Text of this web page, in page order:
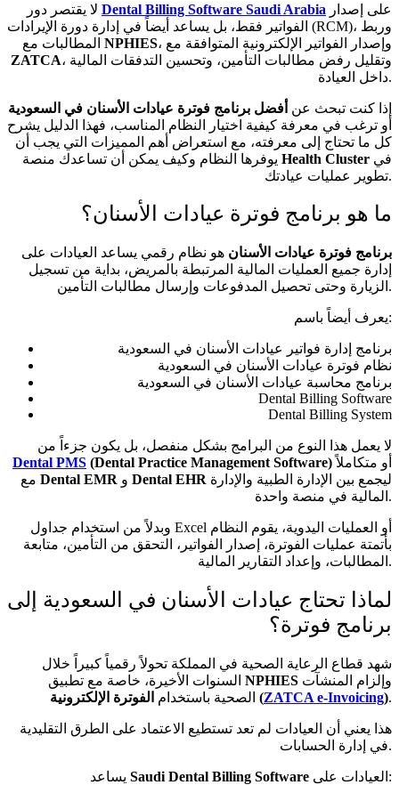
Dental Billing Software Saudi Arabia
الفواتير فقط، بل يساعد أيضاً في إدارة دورة الإيرادات (RCM)، وربط
NPHIES ، وإصدار الفواتير الإلكترونية المتوافقة مع
ZATCA، وتقليل رفض مطالبات التأمين، وتحسين التدفقات المالية
داخل العيادة.
إذا كنت تبحث عن أفضل برنامج فوترة عيادات الأسنان في السعودية
أو ترغب في معرفة كيفية اختيار النظام المناسب، فهذا الدليل يشرح
كل ما تحتاج إلى معرفته، مع استعراض أهم المميزات التي يجب أن
Health Cluster
تطوير عمليات عيادتك.
ما هو برنامج فوترة عيادات الأسنان؟
برنامج فوترة عيادات الأسنان هو نظام رقمي يساعد العيادات على
إدارة جميع العمليات المالية المرتبطة بالمريض، بداية من تسجيل
الزيارة وحتى تحصيل المدفوعات وإرسال مطالبات التأمين.
يعرف أيضاً باسم:
برنامج إدارة فواتير عيادات الأسنان في السعودية
نظام فوترة عيادات الأسنان في السعودية
برنامج محاسبة عيادات الأسنان في السعودية
Dental Billing Software
Dental Billing System
لا يعمل هذا النوع من البرامج بشكل منفصل، بل يكون جزءاً من
Dental PMS (Dental Practice Management Software)أو متكاملاً
Dental EMR Dental EHR
المالية في منصة واحدة.
وبدلاً من استخدام جداول Excel أو العمليات اليدوية، يقوم النظام
بأتمتة عمليات الفوترة، إصدار الفواتير، التحقق من التأمين، متابعة
المطالبات، وإعداد التقارير المالية.
لماذا تحتاج عيادات الأسنان في السعودية إلى
برنامج فوترة؟
شهد قطاع الرعاية الصحية في المملكة تحولاً رقمياً كبيراً خلال
NPHIES
الصحية باستخدام الفوترة الإلكترونية (ZATCA e-Invoicing).
هذا يعني أن العيادات لم تعد تستطيع الاعتماد على الطرق التقليدية
في إدارة الحسابات.
Saudi Dental Billing Software العيادات على: